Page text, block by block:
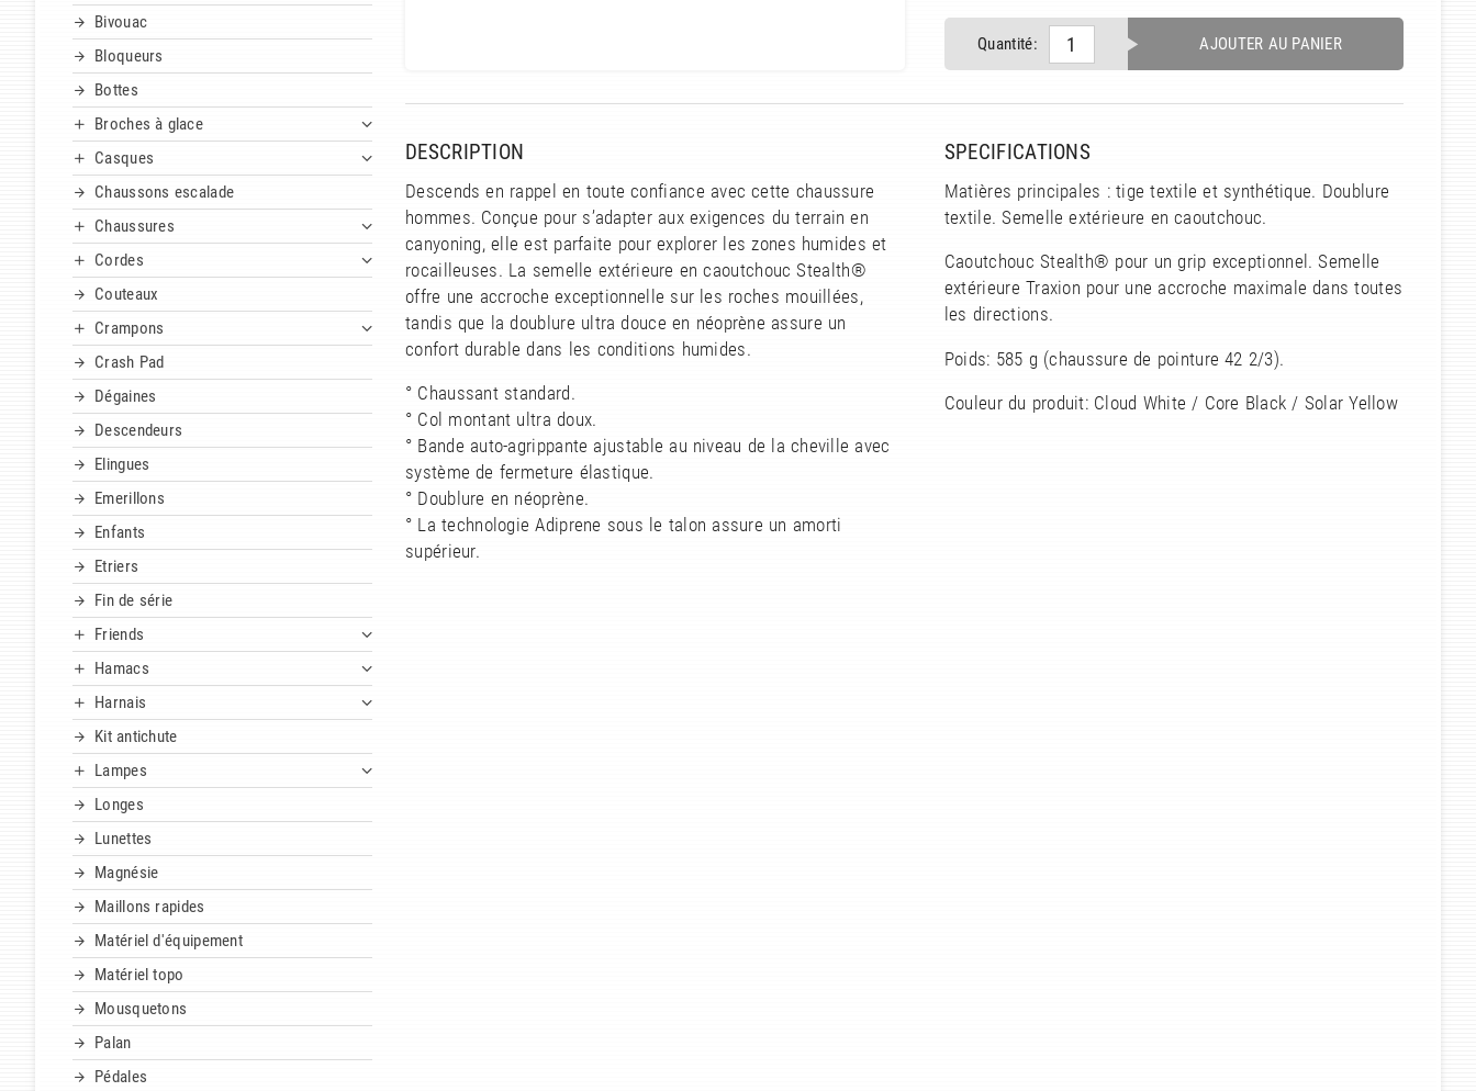
Bivouac
Bloqueurs
Bottes
Broches à glace
Casques
Chaussons escalade
Chaussures
Cordes
Couteaux
Crampons
Crash Pad
Dégaines
Descendeurs
Elingues
Emerillons
Enfants
Etriers
Fin de série
Friends
Hamacs
Harnais
Kit antichute
Lampes
Longes
Lunettes
Magnésie
Maillons rapides
Matériel d'équipement
Matériel topo
Mousquetons
Palan
Pédales
Quantité: AJOUTER AU PANIER
DESCRIPTION
Descends en rappel en toute confiance avec cette chaussure
hommes. Conçue pour s’adapter aux exigences du terrain en
canyoning, elle est parfaite pour explorer les zones humides et
rocailleuses. La semelle extérieure en caoutchouc Stealth®
offre une accroche exceptionnelle sur les roches mouillées,
tandis que la doublure ultra douce en néoprène assure un
confort durable dans les conditions humides.
° Chaussant standard.
° Col montant ultra doux.
° Bande auto-agrippante ajustable au niveau de la cheville avec
système de fermeture élastique.
° Doublure en néoprène.
° La technologie Adiprene sous le talon assure un amorti
supérieur.
SPECIFICATIONS
Matières principales : tige textile et synthétique. Doublure
textile. Semelle extérieure en caoutchouc.
Caoutchouc Stealth® pour un grip exceptionnel. Semelle
extérieure Traxion pour une accroche maximale dans toutes
les directions.
Poids: 585 g (chaussure de pointure 42 2/3).
Couleur du produit: Cloud White / Core Black / Solar Yellow